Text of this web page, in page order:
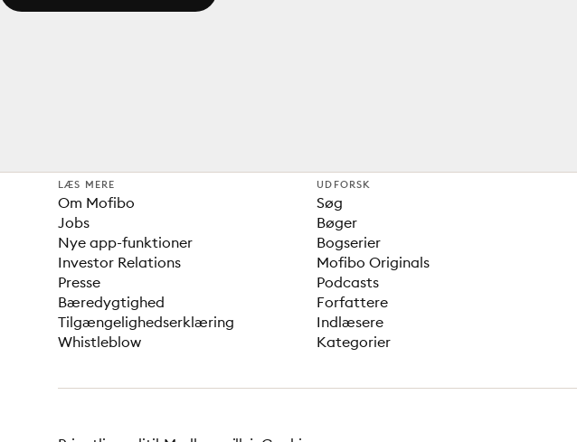
LÆS MERE
Om Mofibo
Jobs
Nye app-funktioner
Investor Relations
Presse
Bæredygtighed
Tilgængelighedserklæring
Whistleblow
UDFORSK
Søg
Bøger
Bogserier
Mofibo Originals
Podcasts
Forfattere
Indlæsere
Kategorier